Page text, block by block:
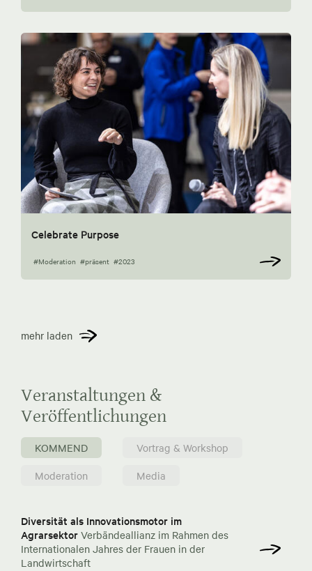
Celebrate Purpose
#Moderation #präsent #2023
mehr laden
Veranstaltungen &
Veröffentlichungen
KOMMEND
Vortrag & Workshop
Moderation
Media
Diversität als Innovationsmotor im
Agrarsektor Verbändeallianz im Rahmen des
Internationalen Jahres der Frauen in der
Landwirtschaft